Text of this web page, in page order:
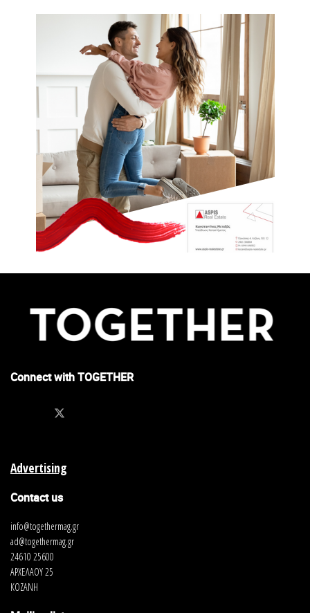
Connect with TOGETHER
Advertising
Contact us
info@togethermag.gr
ad@togethermag.gr
24610 25600
ΑΡΧΕΛΑΟΥ 25
ΚΟΖΑΝΗ